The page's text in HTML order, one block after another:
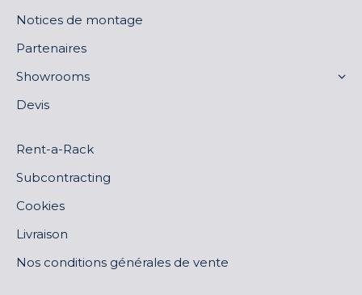
Notices de montage
Partenaires
Showrooms
Devis
Rent-a-Rack
Subcontracting
Cookies
Livraison
Nos conditions générales de vente